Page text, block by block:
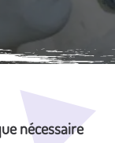
nécessaire